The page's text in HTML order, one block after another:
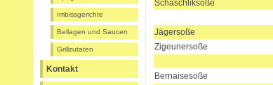
Imbissgerichte
Beilagen und Saucen
Grillzutaten
Kontakt
Schaschliksoße
Jägersoße
Zigeunersoße
Bernaisesoße